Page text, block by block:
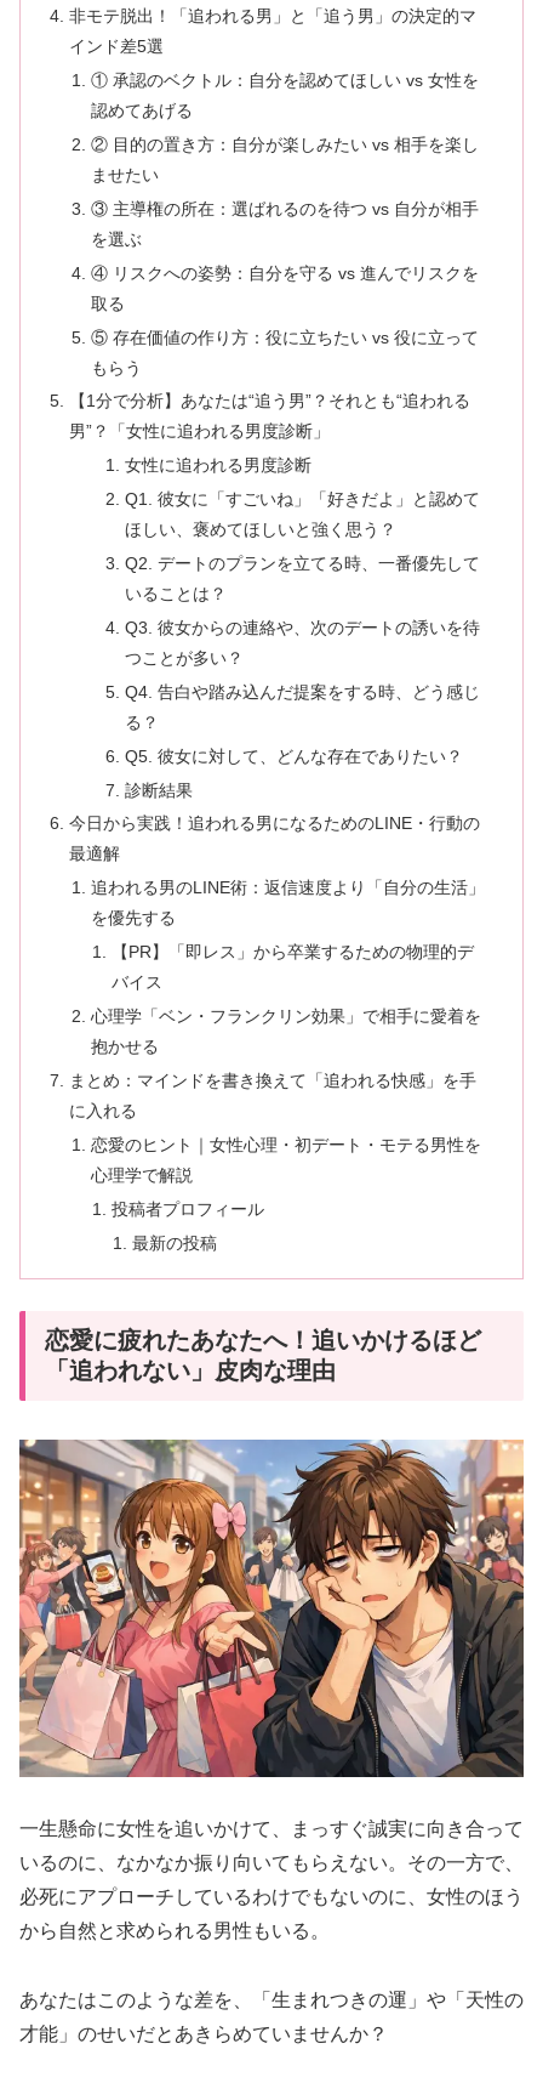
非モテ脱出！「追われる男」と「追う男」の決定的マ
インド差5選
① 承認のベクトル：自分を認めてほしい vs 女性を
認めてあげる
② 目的の置き方：自分が楽しみたい vs 相手を楽し
ませたい
③ 主導権の所在：選ばれるのを待つ vs 自分が相手
を選ぶ
④ リスクへの姿勢：自分を守る vs 進んでリスクを
取る
⑤ 存在価値の作り方：役に立ちたい vs 役に立って
もらう
【1分で分析】あなたは“追う男”？それとも“追われる
男”？「女性に追われる男度診断」
女性に追われる男度診断
Q1. 彼女に「すごいね」「好きだよ」と認めて
ほしい、褒めてほしいと強く思う？
Q2. デートのプランを立てる時、一番優先して
いることは？
Q3. 彼女からの連絡や、次のデートの誘いを待
つことが多い？
Q4. 告白や踏み込んだ提案をする時、どう感じ
る？
Q5. 彼女に対して、どんな存在でありたい？
診断結果
今日から実践！追われる男になるためのLINE・行動の
最適解
追われる男のLINE術：返信速度より「自分の生活」
を優先する
【PR】「即レス」から卒業するための物理的デ
バイス
心理学「ベン・フランクリン効果」で相手に愛着を
抱かせる
まとめ：マインドを書き換えて「追われる快感」を手
に入れる
恋愛のヒント｜女性心理・初デート・モテる男性を
心理学で解説
投稿者プロフィール
最新の投稿
恋愛に疲れたあなたへ！追いかけるほど
「追われない」皮肉な理由
一生懸命に女性を追いかけて、まっすぐ誠実に向き合って
いるのに、なかなか振り向いてもらえない。その一方で、
必死にアプローチしているわけでもないのに、女性のほう
から自然と求められる男性もいる。
あなたはこのような差を、「生まれつきの運」や「天性の
才能」のせいだとあきらめていませんか？